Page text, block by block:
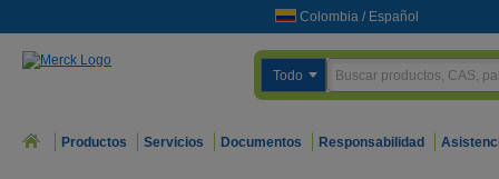
Colombia / Español
Todo
Productos Servicios Documentos Responsabilidad